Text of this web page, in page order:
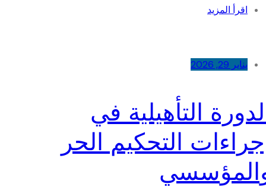
اقرأ المزيد
يناير 29, 2026
التأهيلية في
التحكيم الحر